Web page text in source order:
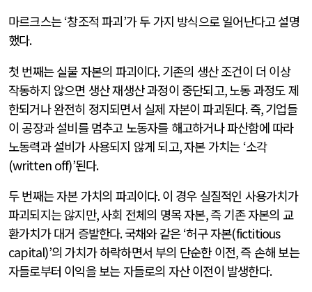
마르크스는‘창조적 파괴’가 두 가지 방식으로 일어난다고 설명
했다.
첫 번째는 실물 자본의 파괴이다.기존의 생산 조건이 더 이상
작동하지 않으면 생산 재생산 과정이 중단되고,노동 과정도 제
한되거나 완전히 정지되면서 실제 자본이 파괴된다.즉,기업들
이 공장과 설비를 멈추고 노동자를 해고하거나 파산함에 따라
노동력과 설비가 사용되지 않게 되고,자본 가치는 ‘소각
(written off)’된다.
두 번째는 자본 가치의 파괴이다.이 경우 실질적인 사용가치가
파괴되지는 않지만,사회 전체의 명목 자본,즉 기존 자본의 교
환가치가 대거 증발한다.국채와 같은‘허구 자본(fictitious
capital)’의 가치가 하락하면서 부의 단순한 이전,즉 손해 보는
자들로부터 이익을 보는 자들로의 자산 이전이 발생한다.